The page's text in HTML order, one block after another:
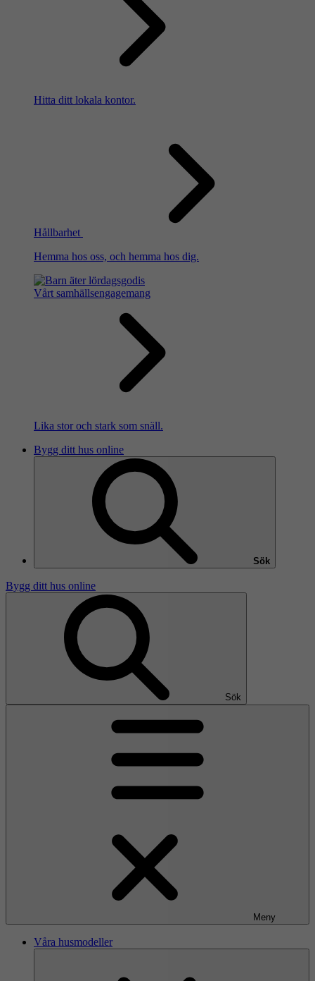
Hitta ditt lokala kontor.
Hållbarhet
Hemma hos oss, och hemma hos dig.
Vårt samhällsengagemang
Lika stor och stark som snäll.
Bygg ditt hus online
Sök
Bygg ditt hus online
Sök
Meny
Våra husmodeller